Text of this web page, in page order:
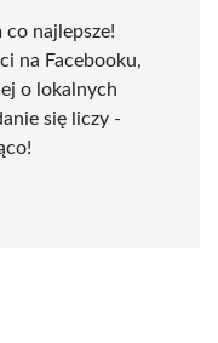
najlepsze!
na Facebooku,
o lokalnych
się liczy -